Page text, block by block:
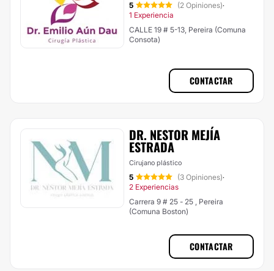
5 (2 Opiniones)·
1 Experiencia
CALLE 19 # 5-13, Pereira (Comuna
Consota)
CONTACTAR
DR. NESTOR MEJÍA
ESTRADA
Cirujano plástico
5 (3 Opiniones)·
2 Experiencias
Carrera 9 # 25 - 25 , Pereira
(Comuna Boston)
CONTACTAR